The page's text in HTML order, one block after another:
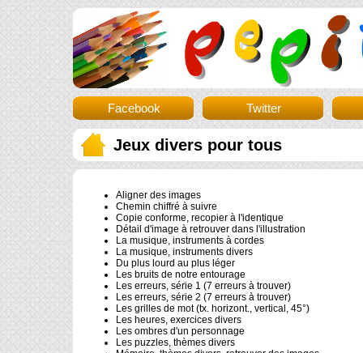
Facebook Twitter
Jeux divers pour tous
Aligner des images
Chemin chiffré à suivre
Copie conforme, recopier à l'identique
Détail d'image à retrouver dans l'illustration
La musique, instruments à cordes
La musique, instruments divers
Du plus lourd au plus léger
Les bruits de notre entourage
Les erreurs, série 1 (7 erreurs à trouver)
Les erreurs, série 2 (7 erreurs à trouver)
Les grilles de mot (tx. horizont., vertical, 45°)
Les heures, exercices divers
Les ombres d'un personnage
Les puzzles, thèmes divers